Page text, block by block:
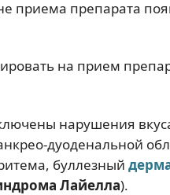
приема препарата
на прием
нарушения
дуоденальной
буллезный
Лайелла).